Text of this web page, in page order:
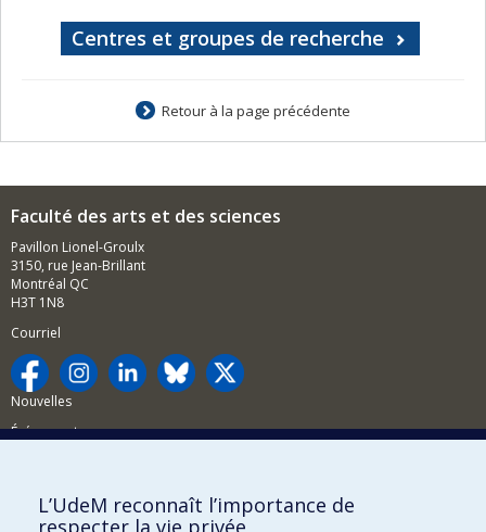
Centres et groupes de recherche
Retour à la page précédente
Faculté des arts et des sciences
Pavillon Lionel-Groulx
3150, rue Jean-Brillant
Montréal QC
H3T 1N8
Courriel
Nouvelles
Événements
BESOIN D'AIDE?
L’UdeM reconnaît l’importance de
respecter la vie privée